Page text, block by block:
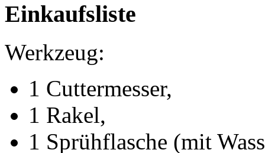
Einkaufsliste
Werkzeug:
1 Cuttermesser,
1 Rakel,
1 Sprühflasche (mit